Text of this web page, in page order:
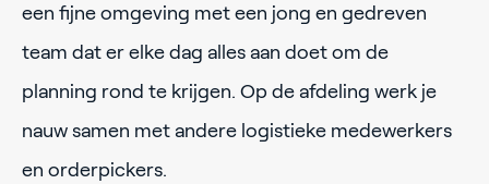
een fijne omgeving met een jong en gedreven
team dat er elke dag alles aan doet om de
planning rond te krijgen. Op de afdeling werk je
nauw samen met andere logistieke medewerkers
en orderpickers.